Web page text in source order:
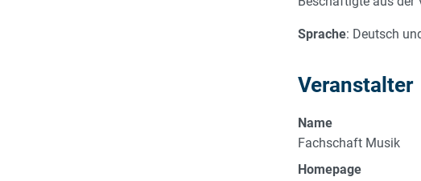
Sprache: Deutsch
Veranstalter
Name
Fachschaft Musik
Homepage